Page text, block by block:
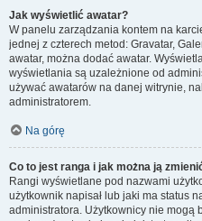
Jak wyświetlić awatar?
W panelu zarządzania kontem na
jednej z czterech metod: Gravatar,
awatar, można dodać awatar.
wyświetlania są uzależnione od
używać awatarów na danej witrynie,
administratorem.
Na górę
Co to jest ranga i jak można ją
Rangi wyświetlane pod nazwami
użytkownik napisał lub jaki ma status
administratora. Użytkownicy nie mogą